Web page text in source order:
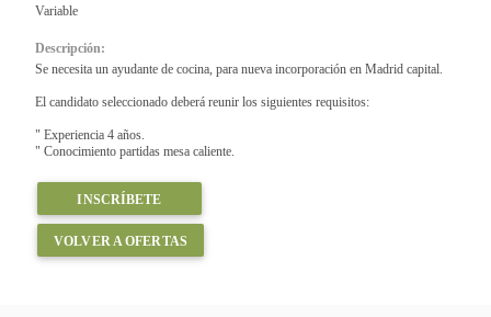
Variable
Descripción:
Se necesita un ayudante de cocina, para nueva incorporación en Madrid capital.
El candidato seleccionado deberá reunir los siguientes requisitos:
" Experiencia 4 años.
" Conocimiento partidas mesa caliente.
INSCRÍBETE
VOLVER A OFERTAS